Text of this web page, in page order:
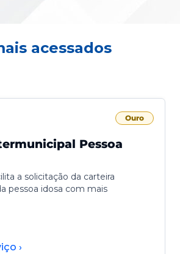
acessados
Ouro
Pessoa
a solicitação da carteira
pessoa idosa com mais
›